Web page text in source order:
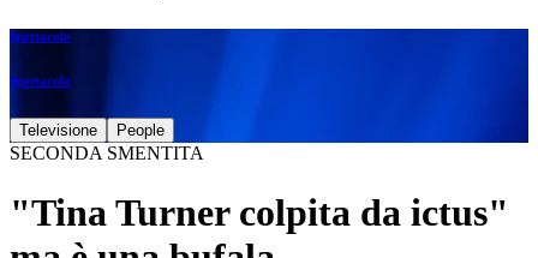
Spettacolo
Spettacolo
Televisione People
SECONDA SMENTITA
"Tina Turner colpita da ictus"